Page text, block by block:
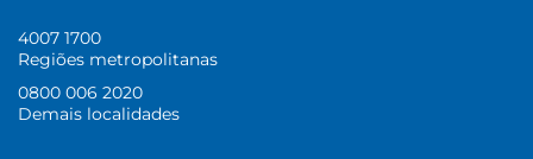
4007 1700
Regiões metropolitanas
0800 006 2020
Demais localidades